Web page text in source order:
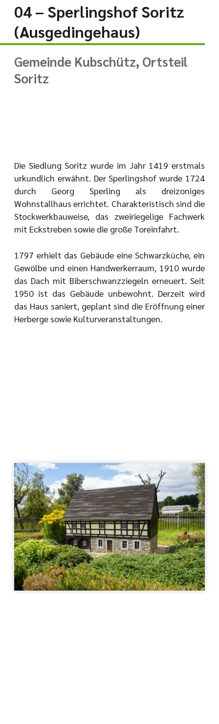
04 – Sperlingshof Soritz
(Ausgedingehaus)
Gemeinde Kubschütz, Ortsteil
Soritz
Die Siedlung Soritz wurde im Jahr 1419 erstmals
urkundlich erwähnt. Der Sperlingshof wurde 1724
durch Georg Sperling als dreizoniges
Wohnstallhaus errichtet. Charakteristisch sind die
Stockwerkbauweise, das zweiriegelige Fachwerk
mit Eckstreben sowie die große Toreinfahrt.
1797 erhielt das Gebäude eine Schwarzküche, ein
Gewölbe und einen Handwerkerraum, 1910 wurde
das Dach mit Biberschwanzziegeln erneuert. Seit
1950 ist das Gebäude unbewohnt. Derzeit wird
das Haus saniert, geplant sind die Eröffnung einer
Herberge sowie Kulturveranstaltungen.